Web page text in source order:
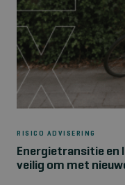
RISICO ADVISERING
Energietransitie en
veilig om met